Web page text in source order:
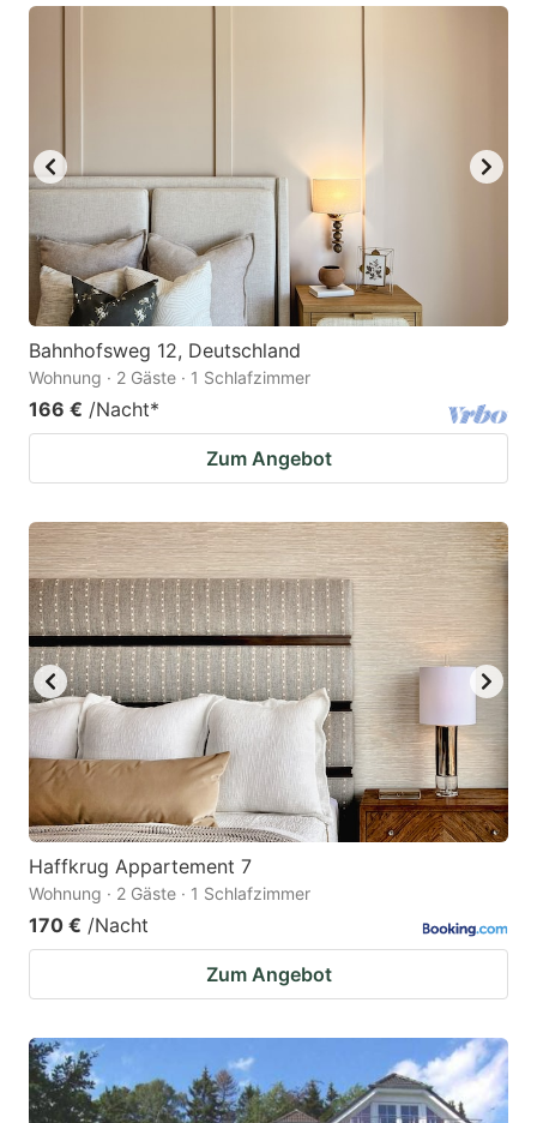
Bahnhofsweg 12, Deutschland
Wohnung · 2 Gäste · 1 Schlafzimmer
166 € /Nacht*
Zum Angebot
Haffkrug Appartement 7
Wohnung · 2 Gäste · 1 Schlafzimmer
170 € /Nacht
Zum Angebot